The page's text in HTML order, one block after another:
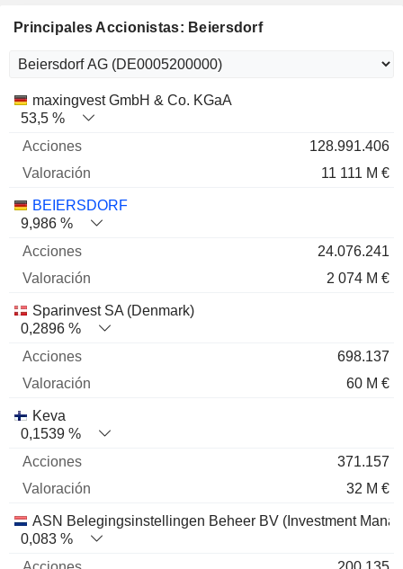
Principales Accionistas: Beiersdorf
Nombre Acciones % Valoración
maxingvest GmbH & Co. KGaA
53,5 %
128.991.406
11 111 M €
BEIERSDORF
9,986 %
24.076.241
2 074 M €
Sparinvest SA (Denmark)
0,2896 %
698.137
60 M €
Keva
0,1539 %
371.157
32 M €
ASN Belegingsinstellingen Beheer BV (Investment
0,083 %